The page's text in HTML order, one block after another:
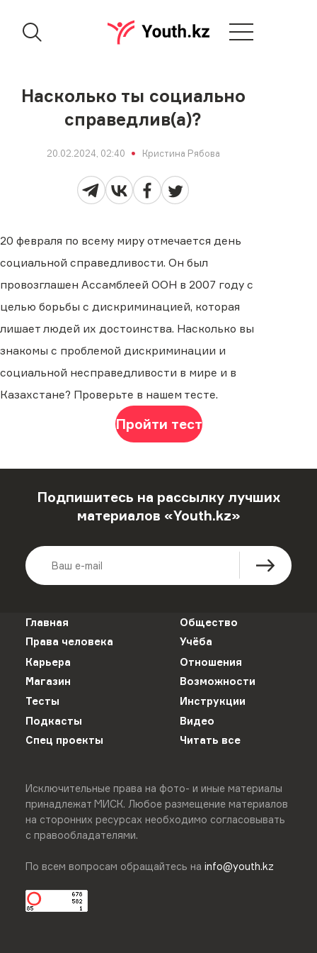
Насколько ты социально
справедлив(а)?
20.02.2024, 02:40 Кристина Рябова
20 февраля по всему миру отмечается день
социальной справедливости. Он был
провозглашен Ассамблеей ООН в 2007 году с
целью борьбы с дискриминацией, которая
лишает людей их достоинства. Насколько вы
знакомы с проблемой дискриминации и
социальной несправедливости в мире и в
Казахстане? Проверьте в нашем тесте.
Пройти тест
Подпишитесь на рассылку лучших
материалов «Youth.kz»
Главная
Общество
Права человека
Учёба
Карьера
Отношения
Магазин
Возможности
Тесты
Инструкции
Подкасты
Видео
Спец проекты
Читать все
Исключительные права на фото- и иные материалы
принадлежат МИСК. Любое размещение материалов
на сторонних ресурсах необходимо согласовывать
с правообладателями.
По всем вопросам обращайтесь на info@youth.kz